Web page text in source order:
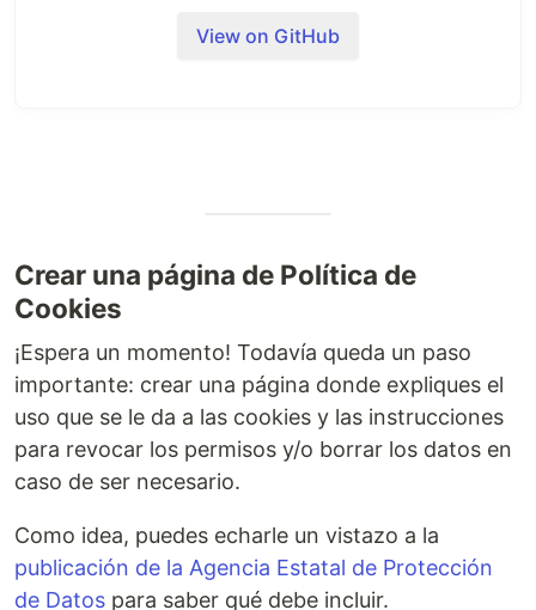
. The page auto-updates as you
instead of React pages.
Learn More
To learn more about Next.js, take a look at the
following resources:
Next.js Documentation- learn about Next.js
features and API.
You can check out the Next.js GitHub repository
your feedback and contributions are welcome!
View on GitHub
Crear una página de Política de
Cookies
¡Espera un momento! Todavía queda un paso
importante: crear una página donde expliques el
uso que se le da a las cookies y las instrucciones
para revocar los permisos y/o borrar los datos en
caso de ser necesario.
Como idea, puedes echarle un vistazo a la
publicación de la Agencia Estatal de Protección
de Datos para saber qué debe incluir.